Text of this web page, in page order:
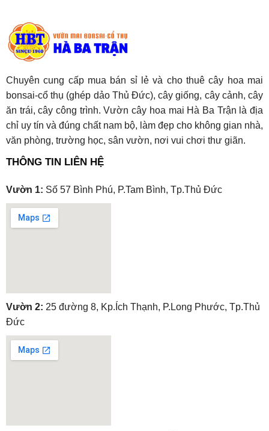
Chuyên cung cấp mua bán sỉ lẻ và cho thuê cây hoa mai
bonsai-cổ thụ (ghép dảo Thủ Đức), cây giống, cây cảnh, cây
ăn trái, cây công trình. Vườn cây hoa mai Hà Ba Trận là địa
chỉ uy tín và đúng chất nam bộ, làm đẹp cho không gian nhà,
văn phòng, trường học, sân vườn, nơi vui chơi thư giãn.
THÔNG TIN LIÊN HỆ
Vườn 1: Số 57 Bình Phú, P.Tam Bình, Tp.Thủ Đức
embedgooglemap.net
Vườn 2: 25 đường 8, Kp.Ích Thạnh, P.Long Phước, Tp.Thủ
Đức